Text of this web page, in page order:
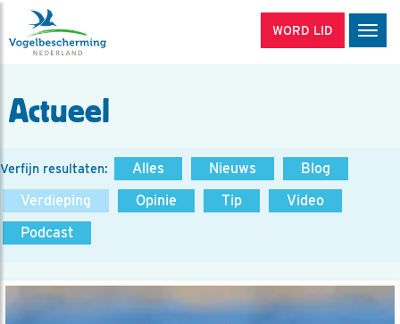
WORD LID
Actueel
Verfijn resultaten: Alles Nieuws
Blog
Verdieping
Opinie Tip
Video
Podcast